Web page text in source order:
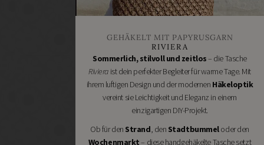
Stoffgeschäfte
Handgemachtes
Schneidereibedarf
Handarbeitszubehör
DIY
Online
Shops
Schmuckzubehör
GEHÄKELT MIT PAPYRUSGARN
RIVIERA
Sommerlich, stilvoll und zeitlos– die Tasche
Rivieraist dein perfekter Begleiter für warme Tage. Mit
ihrem luftigen Design und der modernen Häkeloptik
vereint sie Leichtigkeit und Eleganz in einem
einzigartigen DIY-Projekt.
Ob für den Strand, den Stadtbummeloder den
Wochenmarkt– diese handgehäkelte Tasche setzt